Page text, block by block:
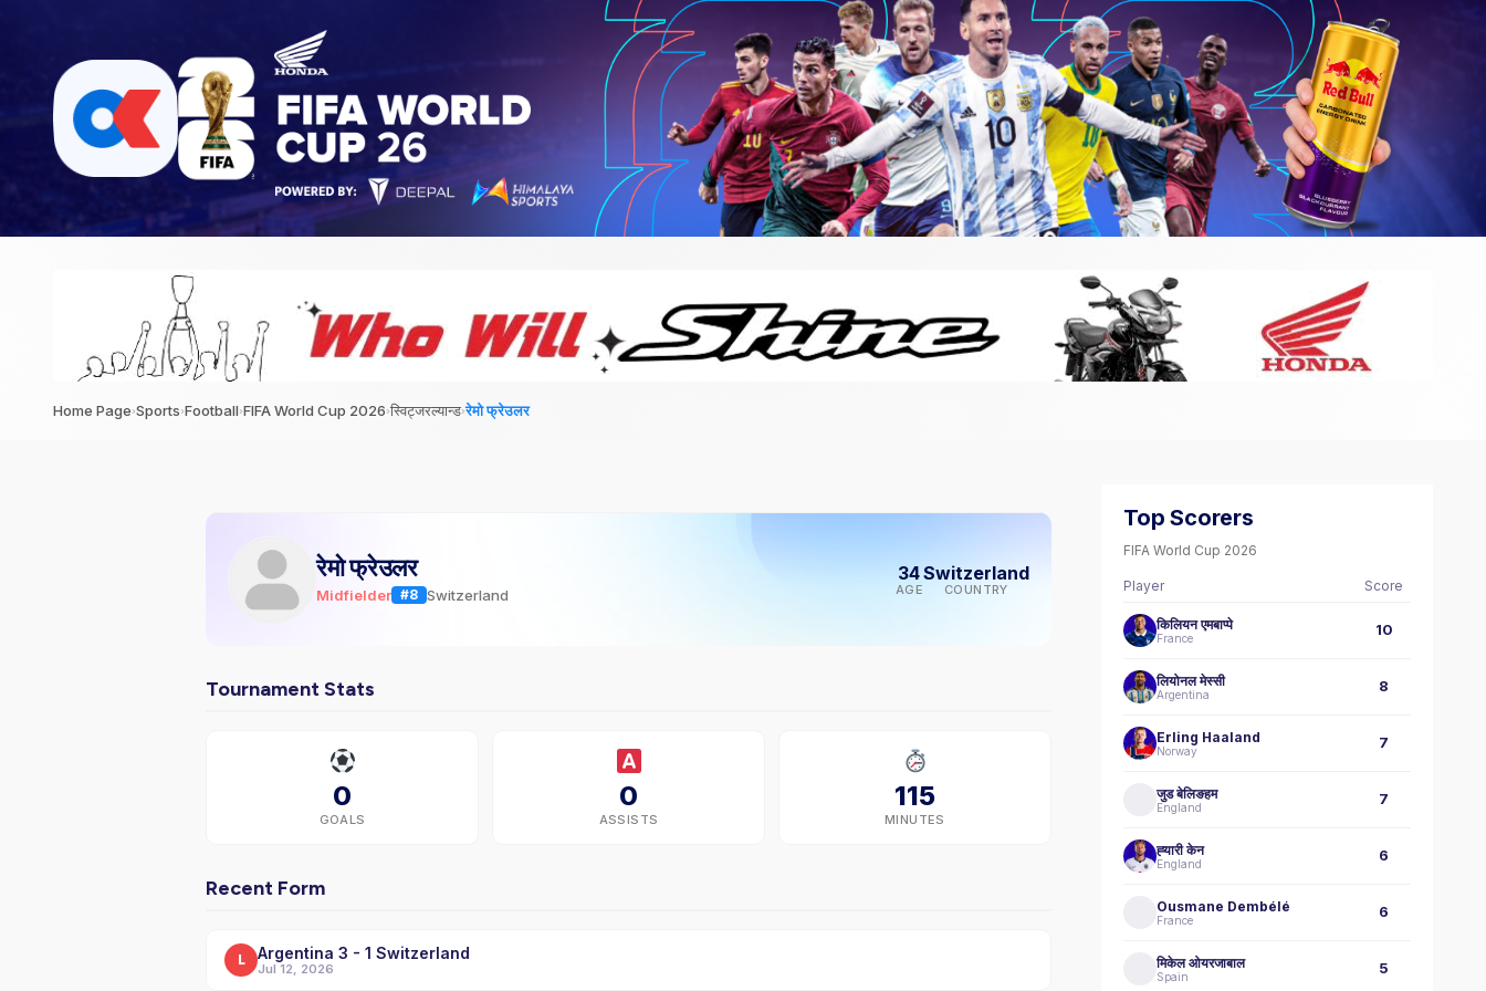
Home Page›Sports›Football›FIFA World Cup 2026›स्विट्जरल्यान्ड›रेमो फ्रेउलर
रेमो फ्रेउलर
Midfielder #8 Switzerland
34
AGE
Switzerland
COUNTRY
Tournament Stats
0
GOALS
0
ASSISTS
115
MINUTES
Recent Form
L Argentina 3 - 1 Switzerland
Jul 12, 2026
Top Scorers
FIFA World Cup 2026
Player Score
किलियन एमबाप्पे
France 10
लियोनल मेस्सी
Argentina 8
Erling Haaland
Norway 7
जुड बेलिङहम
England 7
ह्‍यारी केन
England 6
Ousmane Dembélé
France 6
मिकेल ओयरजाबाल
Spain 5